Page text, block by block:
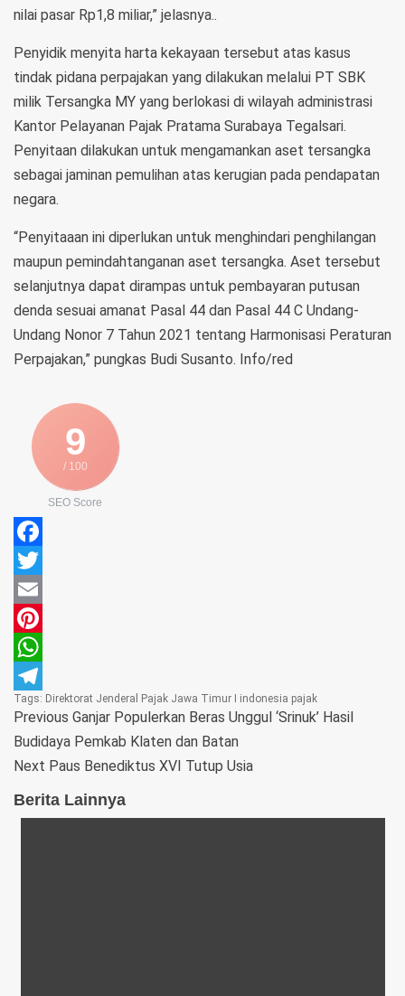
nilai pasar Rp1,8 miliar,” jelasnya..
Penyidik menyita harta kekayaan tersebut atas kasus
tindak pidana perpajakan yang dilakukan melalui PT SBK
milik Tersangka MY yang berlokasi di wilayah administrasi
Kantor Pelayanan Pajak Pratama Surabaya Tegalsari.
Penyitaan dilakukan untuk mengamankan aset tersangka
sebagai jaminan pemulihan atas kerugian pada pendapatan
negara.
“Penyitaaan ini diperlukan untuk menghindari penghilangan
maupun pemindahtanganan aset tersangka. Aset tersebut
selanjutnya dapat dirampas untuk pembayaran putusan
denda sesuai amanat Pasal 44 dan Pasal 44 C Undang-
Undang Nonor 7 Tahun 2021 tentang Harmonisasi Peraturan
Perpajakan,” pungkas Budi Susanto. Info/red
9
/ 100
SEO Score
Facebook
Twitter
Email
Pinterest
WhatsApp
Telegram
Tags: Direktorat Jenderal Pajak Jawa Timur I indonesia pajak
Previous Ganjar Populerkan Beras Unggul ‘Srinuk’ Hasil
Budidaya Pemkab Klaten dan Batan
Next Paus Benediktus XVI Tutup Usia
Berita Lainnya